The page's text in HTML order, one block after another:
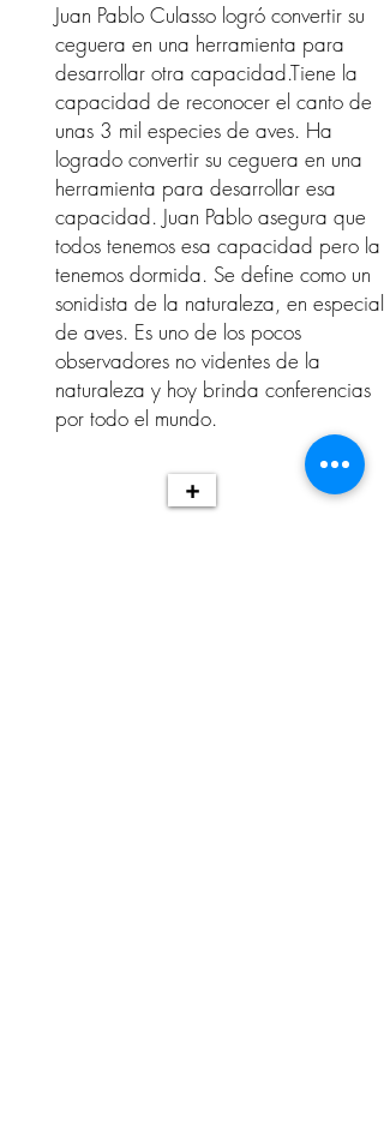
Juan Pablo Culasso logró convertir su
ceguera en una herramienta para
desarrollar otra capacidad.Tiene la
capacidad de reconocer el canto de
unas 3 mil especies de aves. Ha
logrado convertir su ceguera en una
herramienta para desarrollar esa
capacidad. Juan Pablo asegura que
todos tenemos esa capacidad pero la
tenemos dormida. Se define como un
sonidista de la naturaleza, en especial
de aves. Es uno de los pocos
observadores no videntes de la
naturaleza y hoy brinda conferencias
por todo el mundo.
+